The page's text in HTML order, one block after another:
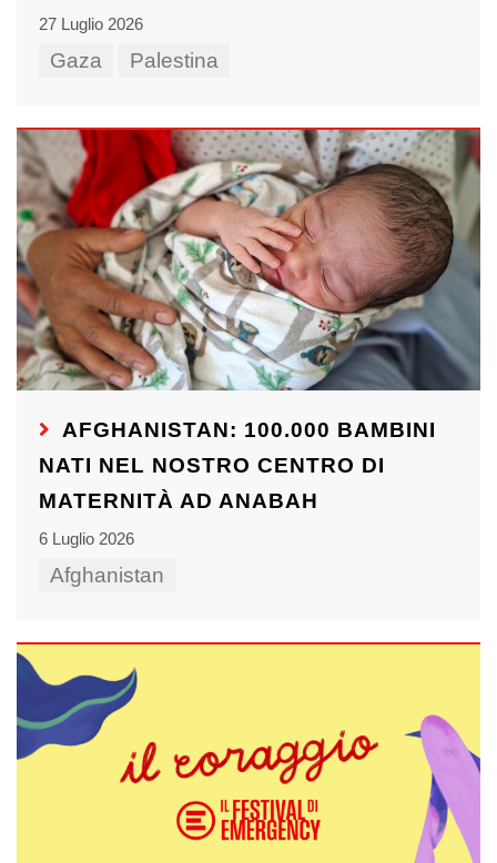
27 Luglio 2026
Gaza Palestina
AFGHANISTAN: 100.000 BAMBINI
NATI NEL NOSTRO CENTRO DI
MATERNITÀ AD ANABAH
6 Luglio 2026
Afghanistan